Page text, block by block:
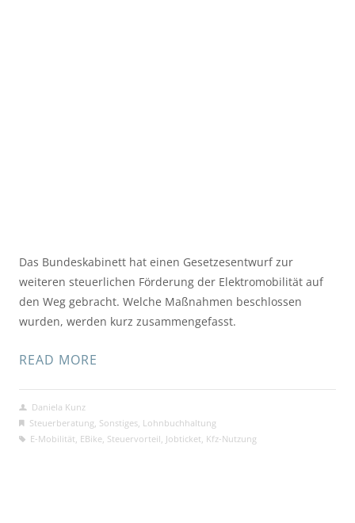
Das Bundeskabinett hat einen Gesetzesentwurf zur
weiteren steuerlichen Förderung der Elektromobilität auf
den Weg gebracht. Welche Maßnahmen beschlossen
wurden, werden kurz zusammengefasst.
READ MORE
Daniela Kunz
Steuerberatung Sonstiges, Lohnbuchhaltung
E-Mobilität EBike, Steuervorteil Jobticket Kfz-Nutzung